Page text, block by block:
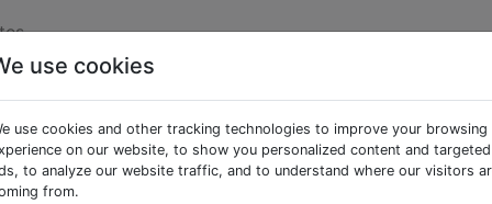
«mysql»
données relationnelle (RDBMS) gratuit et open source
de données telles que SQL Server, SQLite, etc. Ce
use cookies
use cookies and other tracking technologies to improve your browsing
on our website, to show you personalized content and targeted
to analyze our website traffic, and to understand where our visitors
from.